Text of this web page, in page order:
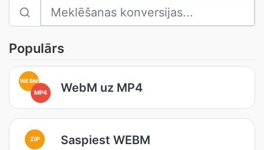
Populārs
WEBM
MP4 WebM uz MP4
ZIP Saspiest WEBM